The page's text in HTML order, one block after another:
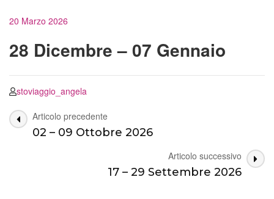
20 Marzo 2026
28 Dicembre – 07 Gennaio
stoviaggio_angela
Navigazione
articoli
Articolo precedente
02 – 09 Ottobre 2026
Articolo successivo
17 – 29 Settembre 2026